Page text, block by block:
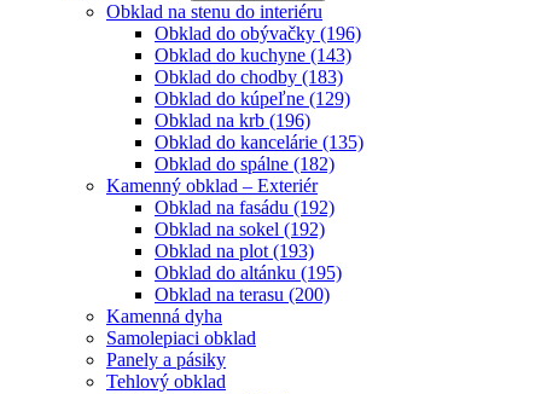
Obklad na stenu do interiéru
Obklad do obývačky (196)
Obklad do kuchyne (143)
Obklad do chodby (183)
Obklad do kúpeľne (129)
Obklad na krb (196)
Obklad do kancelárie (135)
Obklad do spálne (182)
Kamenný obklad – Exteriér
Obklad na fasádu (192)
Obklad na sokel (192)
Obklad na plot (193)
Obklad do altánku (195)
Obklad na terasu (200)
Kamenná dyha
Samolepiaci obklad
Panely a pásiky
Tehlový obklad